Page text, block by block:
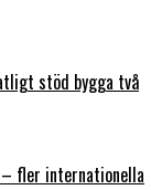
stöd bygga två
fler internationella